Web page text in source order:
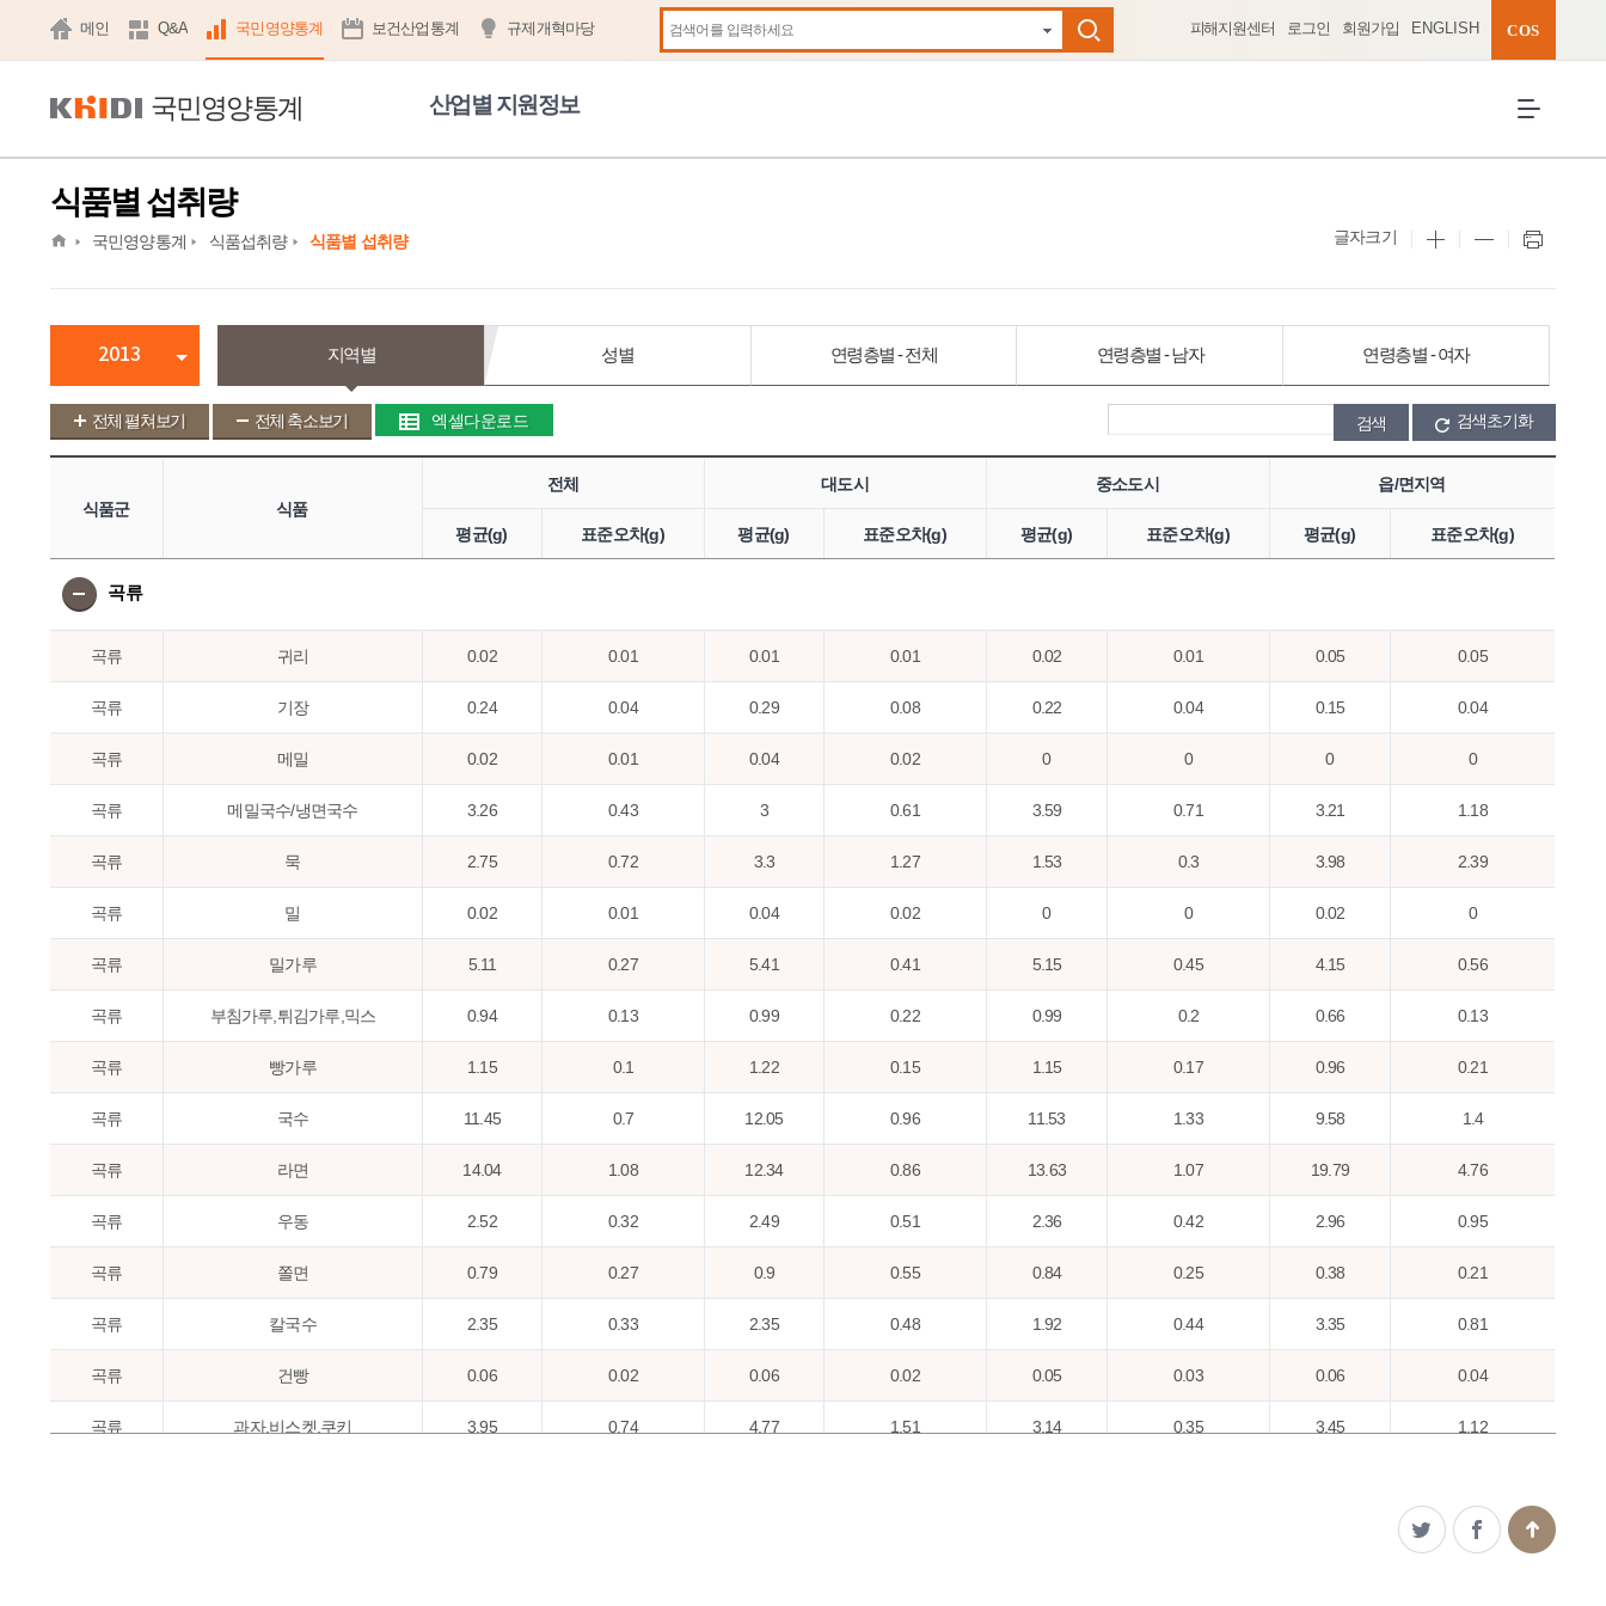
메인 Q&A 국민영양통계 보건산업통계 규제개혁마당
자동완성 펼치기
검색
피해지원센터 로그인 회원가입 ENGLISH COS
국민영양통계 산업별 지원정보
식품별 섭취량
home국민영양통계 식품섭취량 식품별 섭취량 글자크기
2013 지역별 성별 연령층별 - 전체 연령층별 - 남자 연령층별 - 여자
전체 펼쳐보기 전체 축소보기 엑셀다운로드 검색초기화
식품군 식품
전체 대도시 중소도시 읍/면지역
평균(g) 표준오차(g) 평균(g) 표준오차(g) 평균(g) 표준오차(g) 평균(g) 표준오차(g)
곡류
곡류 귀리 0.02 0.01 0.01 0.01 0.02 0.01 0.05 0.05
곡류 기장 0.24 0.04 0.29 0.08 0.22 0.04 0.15 0.04
곡류 메밀 0.02 0.01 0.04 0.02 0 0 0 0
곡류 메밀국수/냉면국수 3.26 0.43 3 0.61 3.59 0.71 3.21 1.18
곡류 묵 2.75 0.72 3.3 1.27 1.53 0.3 3.98 2.39
곡류 밀 0.02 0.01 0.04 0.02 0 0 0.02 0
곡류 밀가루 5.11 0.27 5.41 0.41 5.15 0.45 4.15 0.56
곡류 부침가루,튀김가루,믹스 0.94 0.13 0.99 0.22 0.99 0.2 0.66 0.13
곡류 빵가루 1.15 0.1 1.22 0.15 1.15 0.17 0.96 0.21
곡류 국수 11.45 0.7 12.05 0.96 11.53 1.33 9.58 1.4
곡류 라면 14.04 1.08 12.34 0.86 13.63 1.07 19.79 4.76
곡류 우동 2.52 0.32 2.49 0.51 2.36 0.42 2.96 0.95
곡류 쫄면 0.79 0.27 0.9 0.55 0.84 0.25 0.38 0.21
곡류 칼국수 2.35 0.33 2.35 0.48 1.92 0.44 3.35 0.81
곡류 건빵 0.06 0.02 0.06 0.02 0.05 0.03 0.06 0.04
곡류 과자,비스켓,쿠키 3.95 0.74 4.77 1.51 3.14 0.35 3.45 1.12
0.62